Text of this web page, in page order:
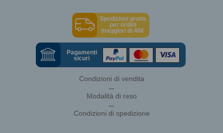
Spedizioni gratis
per ordini
maggiori di 40€
Pagamenti
sicuri
Condizioni di vendita
Modalità di reso
Condizioni di spedizione